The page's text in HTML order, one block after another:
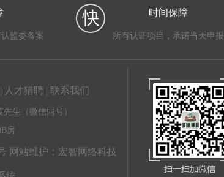
监委备案
时间保障
所有认证项目，承诺当天申报
人才猎聘 联系我们
生（微信同号）
房
网站维护：宏智网络科技